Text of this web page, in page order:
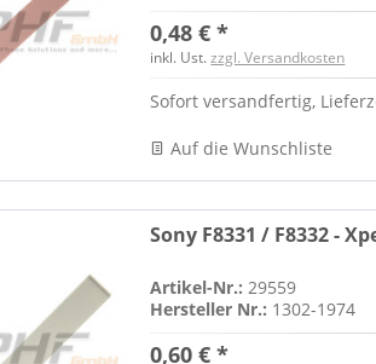
0,48 € *
inkl. Ust.zzgl. Versandkosten
Sofort versandfertig,
Auf die Wunschliste
Sony F8331 / F8332 -
Artikel-Nr.:29559
Hersteller Nr.: 1302-1974
0,60 € *